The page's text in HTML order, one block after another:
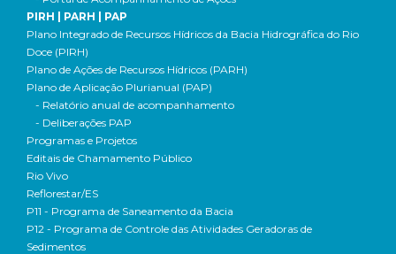
PIRH | PARH | PAP
Plano Integrado de Recursos Hídricos da Bacia Hidrográfica do Rio
Doce (PIRH)
Plano de Ações de Recursos Hídricos (PARH)
Plano de Aplicação Plurianual (PAP)
- Relatório anual de acompanhamento
- Deliberações PAP
Programas e Projetos
Editais de Chamamento Público
Rio Vivo
Reflorestar/ES
P11 - Programa de Saneamento da Bacia
P12 - Programa de Controle das Atividades Geradoras de
Sedimentos